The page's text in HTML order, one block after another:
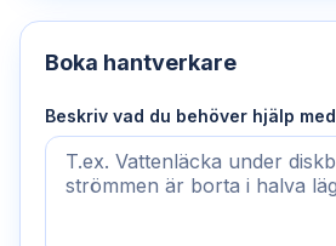
Boka hantverkare
Beskriv vad du behöver hjälp med